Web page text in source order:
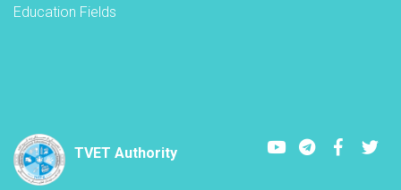
Education Fields
TVET Authority
YoutubeLinkedIn